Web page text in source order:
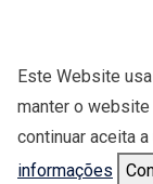
Este Website
manter o website
continuar aceita
informações